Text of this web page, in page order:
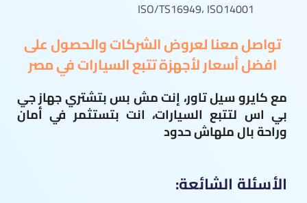
ISO/TS16949، ISO14001
تواصل معنا لعروض الشركات والحصول على
افضل أسعار لأجهزة تتبع السيارات في مصر
مع كايرو سيل تاور، إنت مش بس بتشتري جهاز جي
بي اس لتتبع السيارات، انت بتستثمر في أمان
وراحة بال ملهاش حدود
الأسئلة الشائعة: